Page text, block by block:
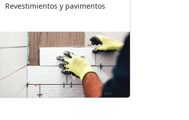
Revestimientos y pavimentos